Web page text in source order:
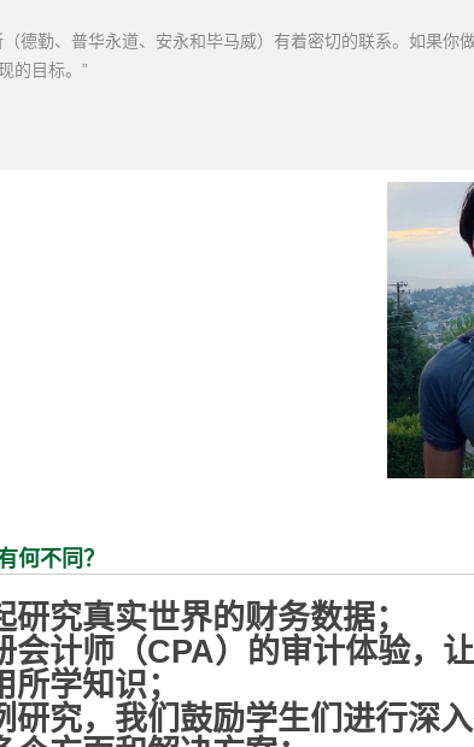
德勤、普华永道、安永和毕马威）有着密切的联系。如果你
的目标。 ”
何不同？
研究真实世界的财务数据；
会计师（CPA）的审计体验，
学知识；
研究，我们鼓励学生们进行深